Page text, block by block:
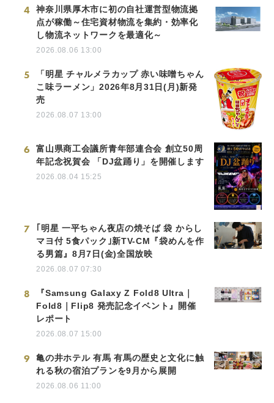
4
神奈川県厚木市に初の自社運営型物流拠
点が稼働～住宅資材物流を集約・効率化
し物流ネットワークを最適化～
2026.08.06 13:00
5
「明星 チャルメラカップ 赤い味噌ちゃん
こ味ラーメン」2026年8月31日(月)新発
売
2026.08.07 13:00
6
富山県商工会議所青年部連合会 創立50周
年記念祝賀会 「DJ盆踊り」を開催します
2026.08.04 15:25
7
｢明星 一平ちゃん夜店の焼そば 袋 からし
マヨ付 5食パック｣新TV-CM『袋めんを作
る男篇』8月7日(金)全国放映
2026.08.07 07:30
8
『Samsung Galaxy Z Fold8 Ultra｜
Fold8｜Flip8 発売記念イベント』開催
レポート
2026.08.07 15:00
9
亀の井ホテル 有馬 有馬の歴史と文化に触
れる秋の宿泊プランを9月から展開
2026.08.06 11:00